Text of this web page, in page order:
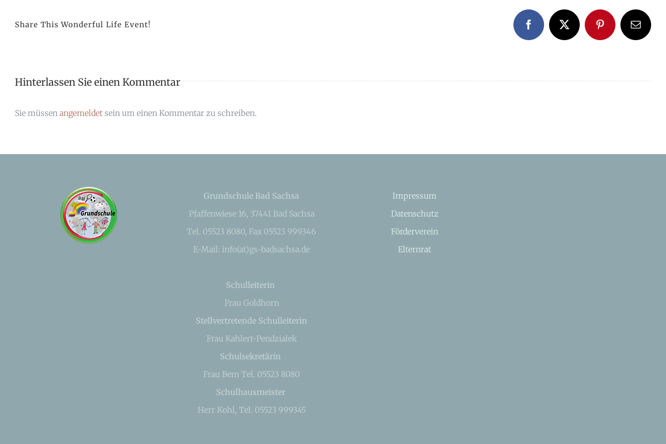
Share This Wonderful Life Event! FacebookX PinterestE-
Mail
Hinterlassen Sie einen Kommentar
Sie müssen angemeldet sein um einen Kommentar zu schreiben.
Grundschule Bad Sachsa
Pfaffenwiese 16, 37441 Bad Sachsa
Tel. 05523 8080, Fax 05523 999346
E-Mail: info(at)gs-badsachsa.de
Schulleiterin
Frau Goldhorn
Stellvertretende Schulleiterin
Frau Kahlert-Pendzialek
Schulsekretärin
Frau Bem Tel. 05523 8080
Schulhausmeister
Herr Kohl, Tel. 05523 999345
Impressum
Datenschutz
Förderverein
Elternrat